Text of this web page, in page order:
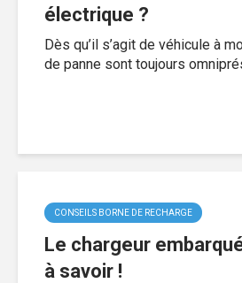
électrique ?
Dès qu’il s’agit de véhicule à
de panne sont toujours
CONSEILS BORNE DE RECHARGE
Le chargeur
à savoir !